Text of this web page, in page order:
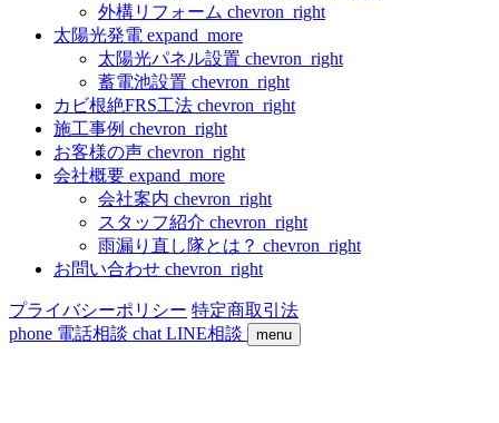
外構リフォーム chevron_right
太陽光発電 expand_more
太陽光パネル設置 chevron_right
蓄電池設置 chevron_right
カビ根絶FRS工法 chevron_right
施工事例 chevron_right
お客様の声 chevron_right
会社概要 expand_more
会社案内 chevron_right
スタッフ紹介 chevron_right
雨漏り直し隊とは？ chevron_right
お問い合わせ chevron_right
プライバシーポリシー 特定商取引法
phone 電話相談 chat LINE相談 menu